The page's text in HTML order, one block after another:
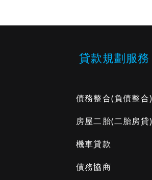
貸款規劃服務
債務整合(負債整合)
房屋二胎(二胎房貸)
機車貸款
債務協商